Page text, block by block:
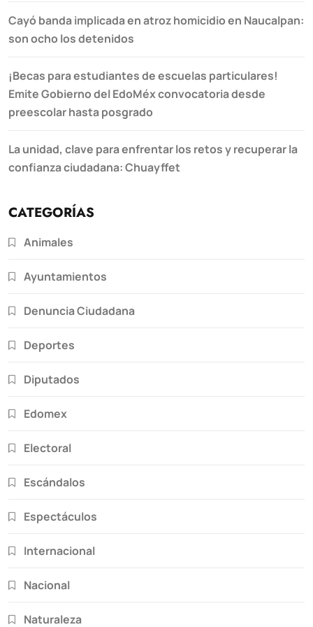
Cayó banda implicada en atroz homicidio en Naucalpan:
son ocho los detenidos
¡Becas para estudiantes de escuelas particulares!
Emite Gobierno del EdoMéx convocatoria desde
preescolar hasta posgrado
La unidad, clave para enfrentar los retos y recuperar la
confianza ciudadana: Chuayffet
CATEGORÍAS
Animales
Ayuntamientos
Denuncia Ciudadana
Deportes
Diputados
Edomex
Electoral
Escándalos
Espectáculos
Internacional
Nacional
Naturaleza